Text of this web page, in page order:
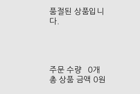
품절된 상품입니
다.
주문 수량
0개
총 상품 금액 0원